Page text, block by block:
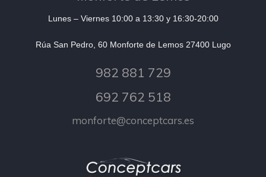
Lunes – Viernes 10:00 a 13:30 y 16:30-20:00
Rúa San Pedro, 60 Monforte de Lemos 27400 Lugo
982 881 729
692 762 518
monforte@conceptcars.es